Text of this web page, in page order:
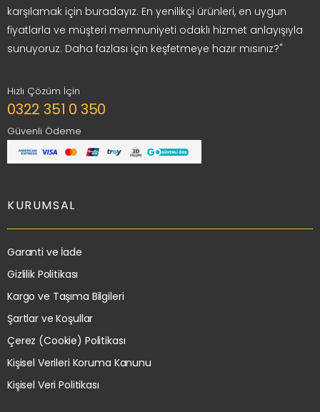
karşılamak için buradayız. En yenilikçi ürünleri, en uygun
fiyatlarla ve müşteri memnuniyeti odaklı hizmet anlayışıyla
sunuyoruz. Daha fazlası için keşfetmeye hazır mısınız?"
Hızlı Çözüm İçin
0322 351 0 350
Güvenli Ödeme
KURUMSAL
Garanti ve İade
Gizlilik Politikası
Kargo ve Taşıma Bilgileri
Şartlar ve Koşullar
Çerez (Cookie) Politikası
Kişisel Verileri Koruma Kanunu
Kişisel Veri Politikası